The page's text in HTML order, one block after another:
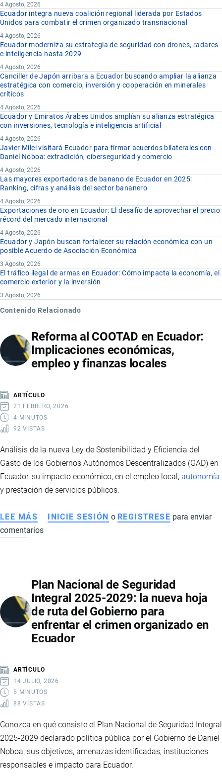
4 Agosto, 2026
Ecuador integra nueva coalición regional liderada por Estados
Unidos para combatir el crimen organizado transnacional
4 Agosto, 2026
Ecuador moderniza su estrategia de seguridad con drones, radares
e inteligencia hasta 2029
4 Agosto, 2026
Canciller de Japón arribara a Ecuador buscando ampliar la alianza
estratégica con comercio, inversión y cooperación en minerales
críticos
4 Agosto, 2026
Ecuador y Emiratos Árabes Unidos amplían su alianza estratégica
con inversiones, tecnología e inteligencia artificial
4 Agosto, 2026
Javier Milei visitará Ecuador para firmar acuerdos bilaterales con
Daniel Noboa: extradición, ciberseguridad y comercio
4 Agosto, 2026
Las mayores exportadoras de banano de Ecuador en 2025:
Ranking, cifras y análisis del sector bananero
4 Agosto, 2026
Exportaciones de oro en Ecuador: El desafío de aprovechar el precio
récord del mercado internacional
4 Agosto, 2026
Ecuador y Japón buscan fortalecer su relación económica con un
posible Acuerdo de Asociación Económica
3 Agosto, 2026
El tráfico ilegal de armas en Ecuador: Cómo impacta la economía, el
comercio exterior y la inversión
3 Agosto, 2026
Contenido Relacionado
Reforma al COOTAD en Ecuador:
Implicaciones económicas,
empleo y finanzas locales
ARTÍCULO
21 FEBRERO, 2026
4 MINUTOS
92 VISTAS
Análisis de la nueva Ley de Sostenibilidad y Eficiencia del
Gasto de los Gobiernos Autónomos Descentralizados (GAD) en
Ecuador, su impacto económico, en el empleo local, autonomía
y prestación de servicios públicos.
LEE MÁS SOBRE
REFORMA
ECUADOR:
IMPLICACIONES
ECONÓMICAS,
EMPLEO
Y
INICIE SESIÓN o REGISTRESE para enviar
comentarios
Plan Nacional de Seguridad
Integral 2025-2029: la nueva hoja
de ruta del Gobierno para
enfrentar el crimen organizado en
Ecuador
ARTÍCULO
14 JULIO, 2026
5 MINUTOS
88 VISTAS
Conozca en qué consiste el Plan Nacional de Seguridad Integral
2025-2029 declarado política pública por el Gobierno de Daniel
Noboa, sus objetivos, amenazas identificadas, instituciones
responsables e impacto para Ecuador.